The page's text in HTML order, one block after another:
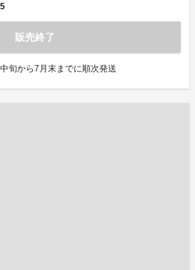
5
販売終了
旬から7月末までに順次発送